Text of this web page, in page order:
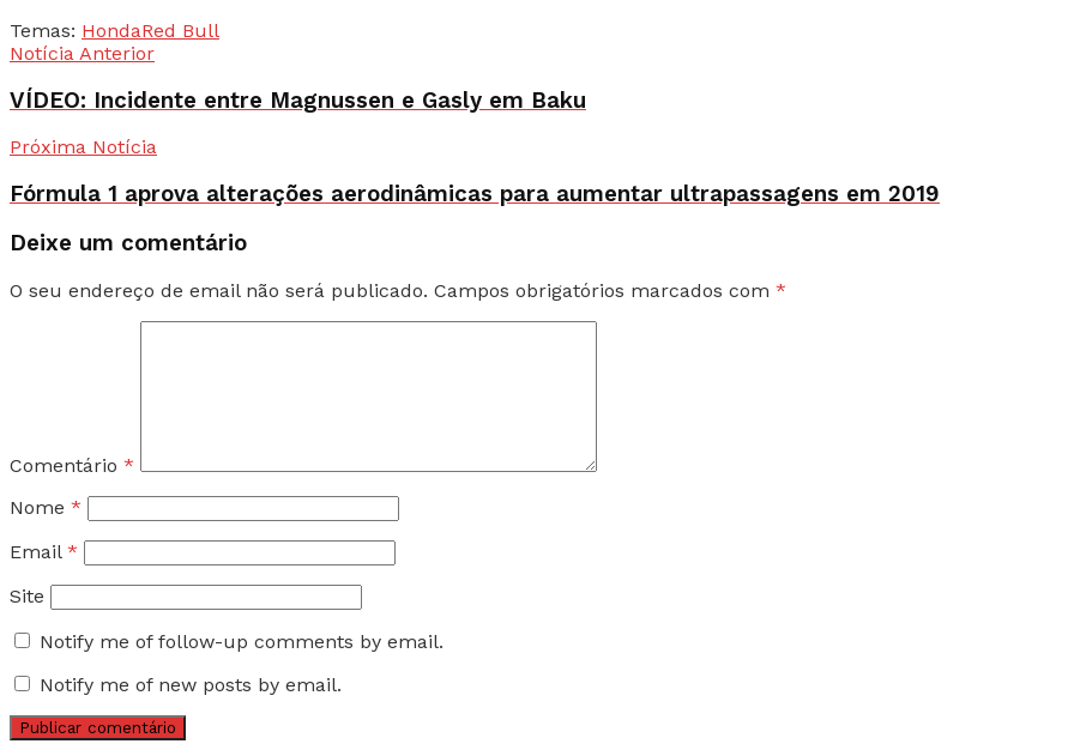
Temas: HondaRed Bull
Notícia Anterior
VÍDEO: Incidente entre Magnussen e Gasly em Baku
Próxima Notícia
Fórmula 1 aprova alterações aerodinâmicas para aumentar ultrapassagens em 2019
Deixe um comentário
O seu endereço de email não será publicado. Campos obrigatórios marcados com *
Comentário *
Nome *
Email *
Site
Notify me of follow-up comments by email.
Notify me of new posts by email.